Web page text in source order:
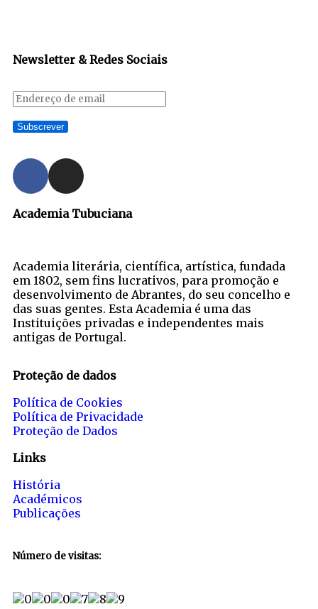
Newsletter & Redes Sociais
Academia Tubuciana
Academia literária, científica, artística, fundada
em 1802, sem fins lucrativos, para promoção e
desenvolvimento de Abrantes, do seu concelho e
das suas gentes. Esta Academia é uma das
Instituições privadas e independentes mais
antigas de Portugal.
Proteção de dados
Política de Cookies
Política de Privacidade
Proteção de Dados
Links
História
Académicos
Publicações
Número de visitas: